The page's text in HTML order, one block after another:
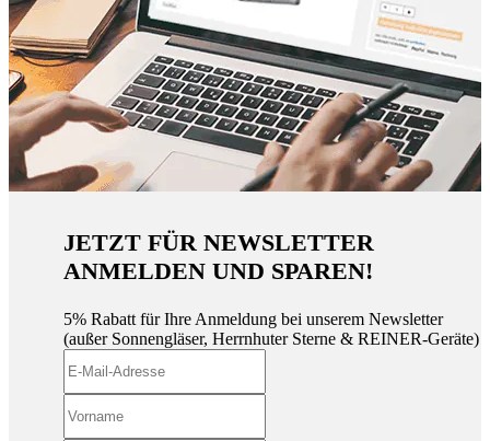
JETZT FÜR NEWSLETTER
ANMELDEN UND SPAREN!
5% Rabatt für Ihre Anmeldung bei unserem Newsletter
(außer Sonnengläser, Herrnhuter Sterne & REINER-Geräte)